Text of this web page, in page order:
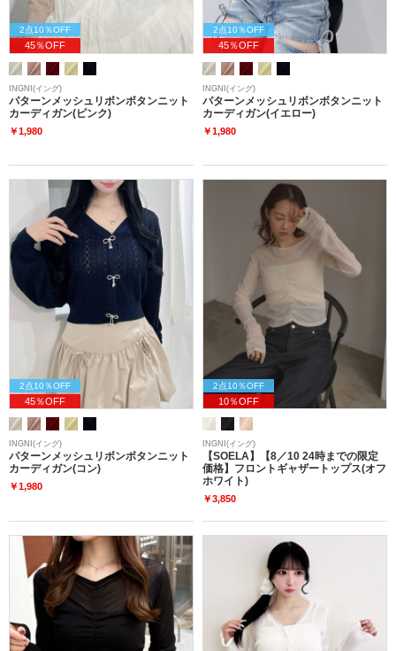
2点10％OFF
45％OFF
INGNI(イング)
パターンメッシュリボンボタンニット
カーディガン(ピンク)
￥1,980
2点10％OFF
45％OFF
INGNI(イング)
パターンメッシュリボンボタンニット
カーディガン(イエロー)
￥1,980
2点10％OFF
45％OFF
INGNI(イング)
パターンメッシュリボンボタンニット
カーディガン(コン)
￥1,980
2点10％OFF
10％OFF
INGNI(イング)
【SOELA】【8／10 24時までの限定
価格】フロントギャザートップス(オフ
ホワイト)
￥3,850